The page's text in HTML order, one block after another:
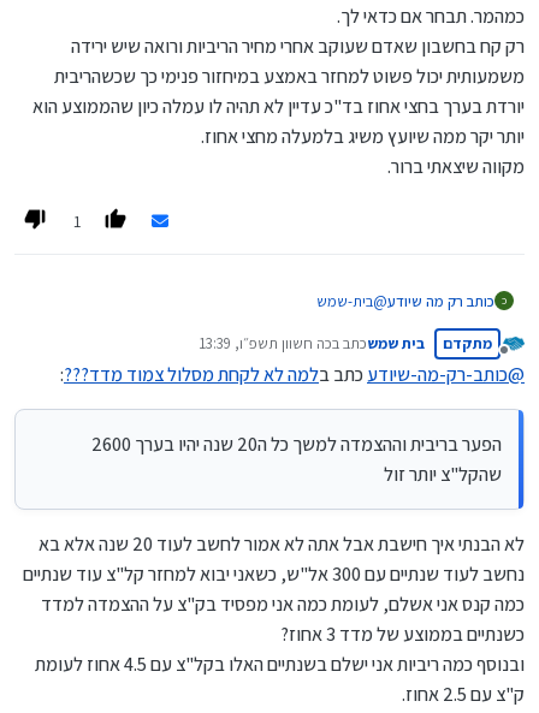
כמהמר. תבחר אם כדאי לך.
רק קח בחשבון שאדם שעוקב אחרי מחיר הריביות ורואה שיש ירידה
משמעותית יכול פשוט למחזר באמצע במיחזור פנימי כך שכשהריבית
יורדת בערך בחצי אחוז בד"כ עדיין לא תהיה לו עמלה כיון שהממוצע הוא
יותר יקר ממה שיועץ משיג בלמעלה מחצי אחוז.
מקווה שיצאתי ברור.
1
כ כותב רק מה שיודע@בית-שמש
שחייב להיות קבוע בק"צ למרות שייצא שביחד עם המדד
הריבית תהיה גבוהה בכאחוז יותר מהקל"צ וכן שהקרן עצמה
בעתיד.
האמת זה נשמע טוב.
ניסיתי לעשות חשבון.
יהיה אפשר להשיג קל"צ 3.5 וממילא הממוצע יהיה בערך 4.
בריבית זכאות שיגרום הנחה 20% בעמלת פירעון.). למשך 20
שנה.
הפער בריבית וההצמדה למשך כל ה20 שנה יהיו בערך 2600
שהקל"צ יותר זול. (136600 לעומת 134000).
וכל זה בהנחה שבאמת בעוד שנתיים כבר ירדו הריביות באחוז
מהיום.
מנותק
מתקדם בית שמשכתב בכה חשוון תשפ״ו, 13:39
נערך לאחרונה על ידי
@כותב-רק-מה-שיודעכתב בלמה לא לקחת מסלול צמוד מדד???:
הפער בריבית וההצמדה למשך כל ה20 שנה יהיו בערך 2600
שהקל"צ יותר זול
לא הבנתי איך חישבת אבל אתה לא אמור לחשב לעוד 20 שנה אלא בא
נחשב לעוד שנתיים עם 300 אל"ש, כשאני יבוא למחזר קל"צ עוד שנתיים
כמה קנס אני אשלם, לעומת כמה אני מפסיד בק"צ על ההצמדה למדד
כשנתיים בממוצע של מדד 3 אחוז?
ובנוסף כמה ריביות אני ישלם בשנתיים האלו בקל"צ עם 4.5 אחוז לעומת
ק"צ עם 2.5 אחוז.